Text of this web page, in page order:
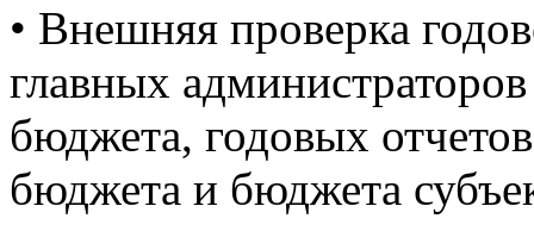
• Внешняя проверка
главных
бюджета, годовых
бюджета и бюджета